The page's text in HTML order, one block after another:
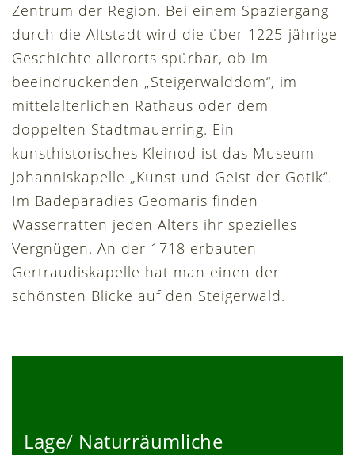
Zentrum der Region. Bei einem Spaziergang
durch die Altstadt wird die über 1225-jährige
Geschichte allerorts spürbar, ob im
beeindruckenden „Steigerwalddom“, im
mittelalterlichen Rathaus oder dem
doppelten Stadtmauerring. Ein
kunsthistorisches Kleinod ist das Museum
Johanniskapelle „Kunst und Geist der Gotik“.
Im Badeparadies Geomaris finden
Wasserratten jeden Alters ihr spezielles
Vergnügen. An der 1718 erbauten
Gertraudiskapelle hat man einen der
schönsten Blicke auf den Steigerwald.
Lage/ Naturräumliche